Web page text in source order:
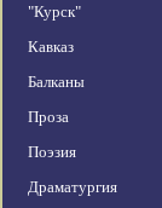
"Курск"
Кавказ
Балканы
Проза
Поэзия
Драматургия